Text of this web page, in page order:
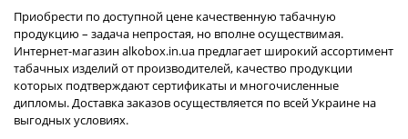
Приобрести по доступной цене качественную табачную
продукцию – задача непростая, но вполне осуществимая.
Интернет-магазинalkobox.in.ua предлагает широкий ассортимент
табачных изделий от производителей, качество продукции
которых подтверждают сертификаты и многочисленные
дипломы. Доставка заказов осуществляется по всей Украине на
выгодных условиях.